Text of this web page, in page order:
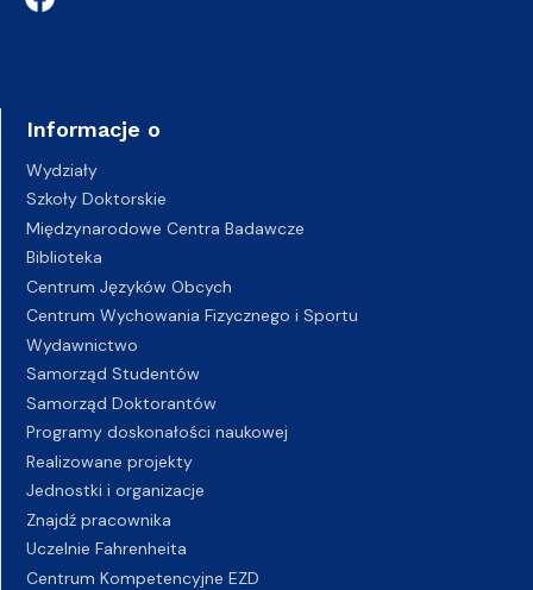
Informacje o
Wydziały
Szkoły Doktorskie
Międzynarodowe Centra Badawcze
Biblioteka
Centrum Języków Obcych
Centrum Wychowania Fizycznego i Sportu
Wydawnictwo
Samorząd Studentów
Samorząd Doktorantów
Programy doskonałości naukowej
Realizowane projekty
Jednostki i organizacje
Znajdź pracownika
Uczelnie Fahrenheita
Centrum Kompetencyjne EZD